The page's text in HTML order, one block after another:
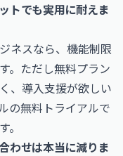
トでも実用に耐えま
ネスなら、機能制限
。ただし無料プラン
、導入支援が欲しい
の無料トライアルで
わせは本当に減りま